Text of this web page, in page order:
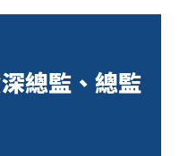
總監、總監